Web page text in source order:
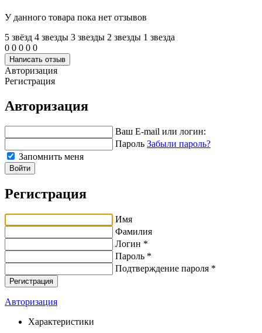
У данного товара пока нет отзывов
5 звёзд 4 звeзды 3 звeзды 2 звeзды 1 звeзда
0 0 0 0 0
Написать отзыв
Авторизация
Регистрация
Авторизация
Ваш E-mail или логин:
Пароль Забыли пароль?
Запомнить меня
Войти
Регистрация
Имя
Фамилия
Логин *
Пароль *
Подтверждение пароля *
Авторизация
Характеристики